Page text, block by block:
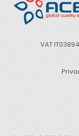
VAT